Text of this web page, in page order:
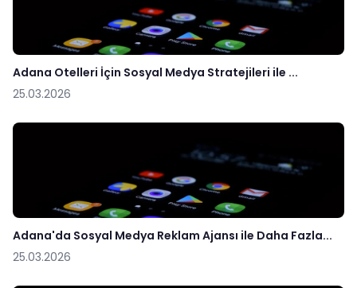
Adana Otelleri İçin Sosyal Medya Stratejileri ile ...
25.03.2026
Adana'da Sosyal Medya Reklam Ajansı ile Daha Fazla...
25.03.2026